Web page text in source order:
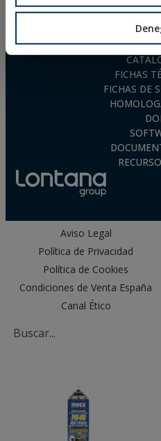
FICHAS
FICHAS DE
Aviso Legal
Política de Privacidad
Política de Cookies
Condiciones de Venta España
Canal Ético